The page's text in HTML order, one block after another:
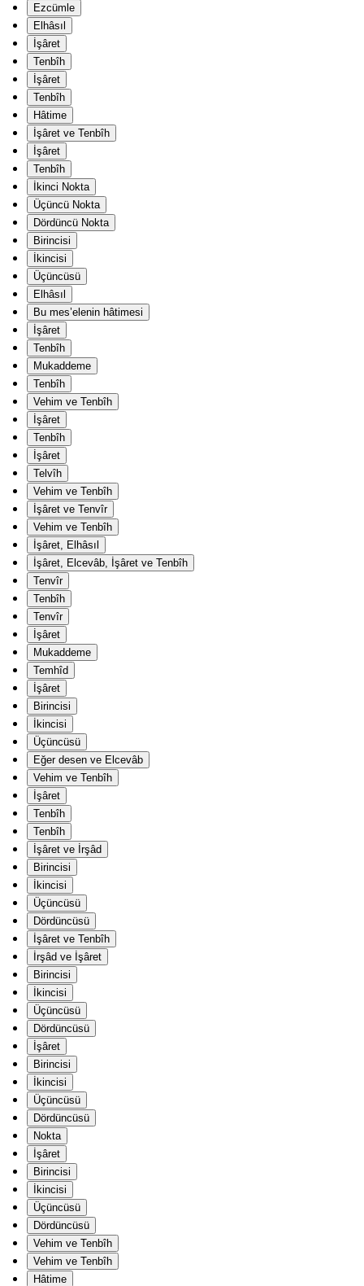
Ezcümle
Elhâsıl
İşâret
Tenbîh
İşâret
Tenbîh
Hâtime
İşâret ve Tenbîh
İşâret
Tenbîh
İkinci Nokta
Üçüncü Nokta
Dördüncü Nokta
Birincisi
İkincisi
Üçüncüsü
Elhâsıl
Bu mes’elenin hâtimesi
İşâret
Tenbîh
Mukaddeme
Tenbîh
Vehim ve Tenbîh
İşâret
Tenbîh
İşâret
Telvîh
Vehim ve Tenbîh
İşâret ve Tenvîr
Vehim ve Tenbîh
İşâret, Elhâsıl
İşâret, Elcevâb, İşâret ve Tenbîh
Tenvîr
Tenbîh
Tenvîr
İşâret
Mukaddeme
Temhîd
İşâret
Birincisi
İkincisi
Üçüncüsü
Eğer desen ve Elcevâb
Vehim ve Tenbîh
İşâret
Tenbîh
Tenbîh
İşâret ve İrşâd
Birincisi
İkincisi
Üçüncüsü
Dördüncüsü
İşâret ve Tenbîh
İrşâd ve İşâret
Birincisi
İkincisi
Üçüncüsü
Dördüncüsü
İşâret
Birincisi
İkincisi
Üçüncüsü
Dördüncüsü
Nokta
İşâret
Birincisi
İkincisi
Üçüncüsü
Dördüncüsü
Vehim ve Tenbîh
Vehim ve Tenbîh
Hâtime